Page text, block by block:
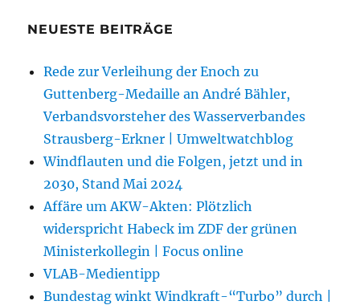
NEUESTE BEITRÄGE
Rede zur Verleihung der Enoch zu
Guttenberg-Medaille an André Bähler,
Verbandsvorsteher des Wasserverbandes
Strausberg-Erkner | Umweltwatchblog
Windflauten und die Folgen, jetzt und in
2030, Stand Mai 2024
Affäre um AKW-Akten: Plötzlich
widerspricht Habeck im ZDF der grünen
Ministerkollegin | Focus online
VLAB-Medientipp
Bundestag winkt Windkraft-“Turbo” durch |